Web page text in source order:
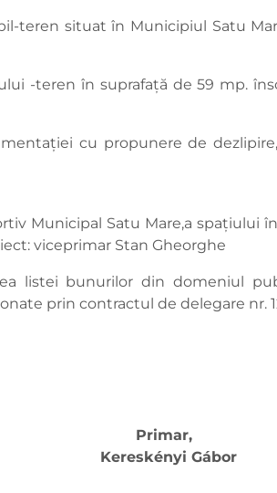
teren situat în Municipiul Satu
-teren în suprafață de 59 mp.
cu propunere de
Municipal Satu Mare,a spațiului
viceprimar Stan Gheorghe
listei bunurilor din domeniul
prin contractul de delegare nr.
Primar,
Gábor